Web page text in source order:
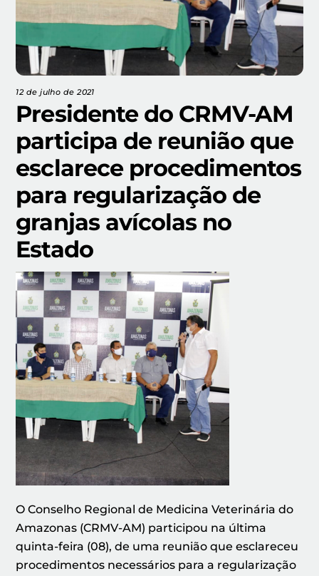
12 de julho de 2021
Presidente do CRMV-AM
participa de reunião que
esclarece procedimentos
para regularização de
granjas avícolas no
Estado
O Conselho Regional de Medicina Veterinária do
Amazonas (CRMV-AM) participou na última
quinta-feira (08), de uma reunião que esclareceu
procedimentos necessários para a regularização